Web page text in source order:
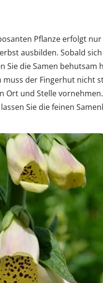
Pflanze erfolgt
ausbilden. Sobald
Sie die Samen behutsam
muss der Fingerhut nicht
Ort und Stelle
Sie die feinen